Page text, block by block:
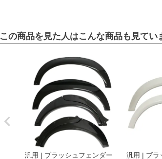
この商品を見た人はこんな商品も見てい
汎用 | ブラッシュフェンダー
汎用 | ブラ